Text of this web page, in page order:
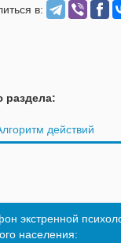
в:
раздела:
действий
экстренной
населения: